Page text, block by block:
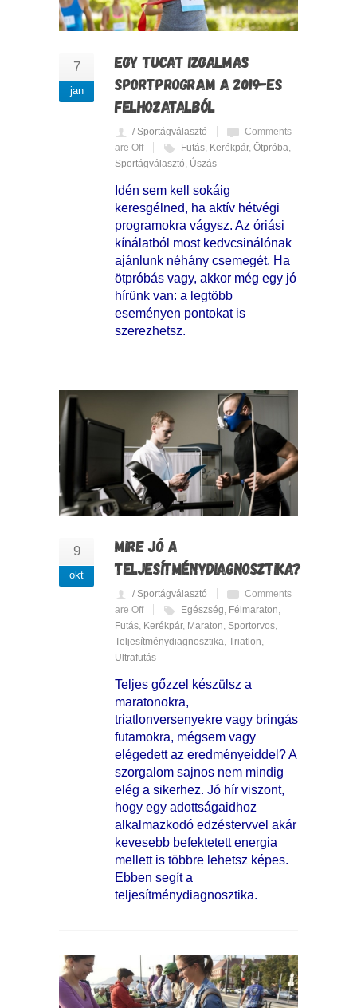
7
jan
EGY TUCAT IZGALMAS
SPORTPROGRAM A 2019-ES
FELHOZATALBÓL
/ Sportágválasztó
Comments
are Off
Futás, Kerékpár, Ötpróba,
Sportágválasztó, Úszás
Idén sem kell sokáig
keresgélned, ha aktív hétvégi
programokra vágysz. Az óriási
kínálatból most kedvcsinálónak
ajánlunk néhány csemegét. Ha
ötpróbás vagy, akkor még egy jó
hírünk van: a legtöbb
eseményen pontokat is
szerezhetsz.
9
okt
MIRE JÓ A
TELJESÍTMÉNYDIAGNOSZTIKA?
/ Sportágválasztó
Comments
are Off
Egészség, Félmaraton,
Futás, Kerékpár, Maraton, Sportorvos,
Teljesítménydiagnosztika, Triatlon,
Ultrafutás
Teljes gőzzel készülsz a
maratonokra,
triatlonversenyekre vagy bringás
futamokra, mégsem vagy
elégedett az eredményeiddel? A
szorgalom sajnos nem mindig
elég a sikerhez. Jó hír viszont,
hogy egy adottságaidhoz
alkalmazkodó edzéstervvel akár
kevesebb befektetett energia
mellett is többre lehetsz képes.
Ebben segít a
teljesítménydiagnosztika.